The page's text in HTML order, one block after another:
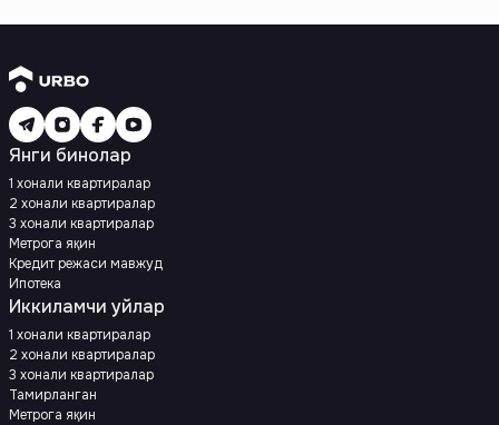
Янги бинолар
1 хонали квартиралар
2 хонали квартиралар
3 хонали квартиралар
Метрога яқин
Кредит режаси мавжуд
Ипотека
Иккиламчи уйлар
1 хонали квартиралар
2 хонали квартиралар
3 хонали квартиралар
Тамирланган
Метрога яқин